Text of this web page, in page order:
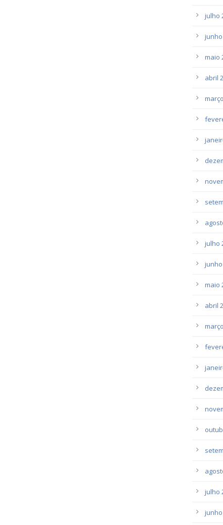
julho
maio
abril
julho
junho
maio
abril
julho